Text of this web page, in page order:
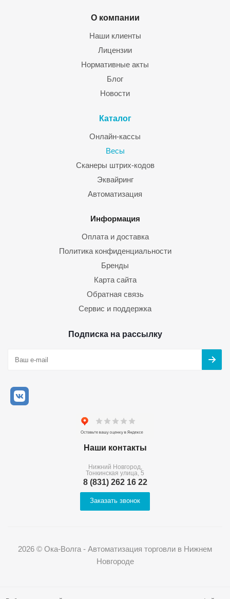
О компании
Наши клиенты
Лицензии
Нормативные акты
Блог
Новости
Каталог
Онлайн-кассы
Весы
Сканеры штрих-кодов
Эквайринг
Автоматизация
Информация
Оплата и доставка
Политика конфиденциальности
Бренды
Карта сайта
Обратная связь
Сервис и поддержка
Подписка на рассылку
Наши контакты
Нижний Новгород,
Тонкинская улица, 5
8 (831) 262 16 22
Заказать звонок
2026 © Ока-Волга - Автоматизация торговли в Нижнем
Новгороде